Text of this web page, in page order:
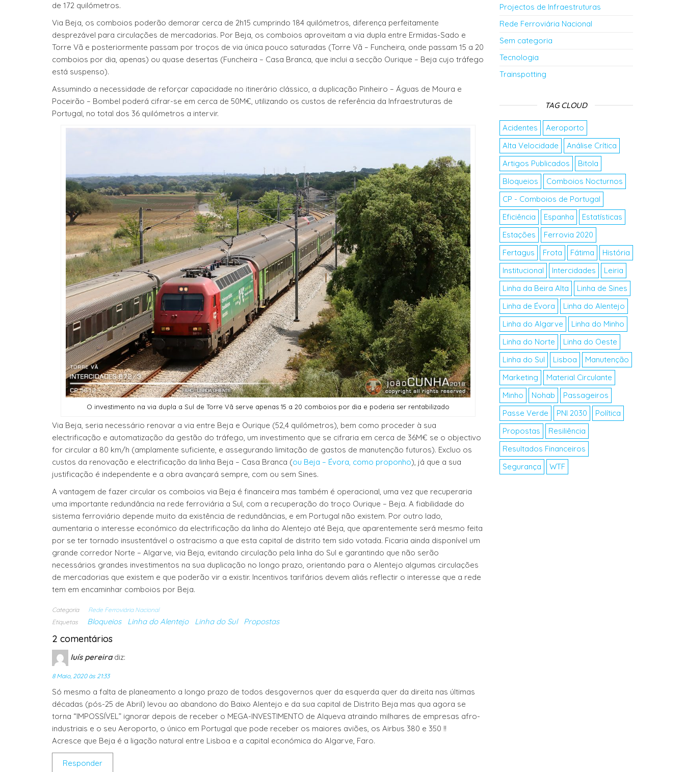
de 172 quilómetros.
Via Beja, os comboios poderão demorar cerca de 2h15 cumprindo 184 quilómetros, diferença perfeitamente
desprezável para circulações de mercadorias. Por Beja, os comboios aproveitam a via dupla entre Ermidas-Sado e
Torre Vã e posteriormente passam por troços de via única pouco saturadas (Torre Vã – Funcheira, onde passam 15 a 20
comboios por dia, apenas) ou quase desertas (Funcheira – Casa Branca, que inclui a secção Ourique – Beja cujo tráfego
está suspenso).
Assumindo a necessidade de reforçar capacidade no itinerário clássico, a duplicação Pinheiro – Águas de Moura e
Poceirão – Bombel poderá cifrar-se em cerca de 50M€, utilizando os custos de referência da Infraestruturas de
Portugal, no total dos 36 quilómetros a intervir.
O investimento na via dupla a Sul de Torre Vã serve apenas 15 a 20 comboios por dia e poderia ser rentabilizado
Via Beja, seria necessário renovar a via entre Beja e Ourique (52,4 quilómetros), bem como proceder à sua
electrificação e automatização da gestão do tráfego, um investimento que se cifraria em cerca de 36M€ se o objectivo
for circular a 80 km/h (amplamente suficiente, e assegurando limitação de gastos de manutenção futuros). Excluo os
custos da renovação e electrificação da linha Beja – Casa Branca (ou Beja – Évora, como proponho), já que a sua
justificação é independente e a obra avançará sempre, com ou sem Sines.
A vantagem de fazer circular os comboios via Beja é financeira mas também é operacional, uma vez que recuperaria
uma importante redundância na rede ferroviária a Sul, com a recuperação do troço Ourique – Beja. A fiabilidade do
sistema ferroviário depende muito da existência de redundâncias, e em Portugal não existem. Por outro lado,
aumentaria o interesse económico da electrificação da linha do Alentejo até Beja, que aparentemente será mesmo feita
por se ter tornado insustentável o ostracismo a que esta capital de distrito tem sido votada. Ficaria ainda disponível um
grande corredor Norte – Algarve, via Beja, evitando circulação pela linha do Sul e garantindo que não serão
necessários grandes investimentos na sua duplicação no longo prazo, orientando para o Alentejo algumas circulações
de mercadorias que existem e que poderão vir a existir. Incentivos tarifários devem aliás reflectir o interesse que a rede
tem em encaminhar comboios por Beja.
Categoria
Rede Ferroviária Nacional
Etiquetas
Bloqueios Linha do Alentejo Linha do Sul Propostas
2 comentários
luís pereira diz:
8 Maio, 2020 às 21:33
Só mesmo a falta de planeamento a longo prazo de todos desgovernos quer da esquerda quer da direita nas últimas
décadas (pós-25 de Abril) levou ao abandono do Baixo Alentejo e da sua capital de Distrito Beja mas qua agora se
torna “IMPOSSÍVEL” ignorar depois de receber o MEGA-INVESTIMENTO de Alqueva atraindo milhares de empresas afro-
industriais e o seu Aeroporto, o único em Portugal que pode receber os maiores aviões, os Airbus 380 e 350 !!
Acresce que Beja é a ligação natural entre Lisboa e a capital económica do Algarve, Faro.
Responder
Projectos de Infraestruturas
Rede Ferroviária Nacional
Sem categoria
Tecnologia
Trainspotting
TAG CLOUD
Acidentes
Aeroporto
Alta Velocidade
Análise Crítica
Artigos Publicados
Bitola
Bloqueios
Comboios Nocturnos
CP - Comboios de Portugal
Eficiência
Espanha
Estatísticas
Estações
Ferrovia 2020
Fertagus
Frota Fátima
História
Institucional
Intercidades
Leiria
Linha da Beira Alta
Linha de Sines
Linha de Évora
Linha do Alentejo
Linha do Algarve
Linha do Minho
Linha do Norte
Linha do Oeste
Linha do Sul
Lisboa
Manutenção
Marketing
Material Circulante
Minho
Nohab
Passageiros
Passe Verde
PNI 2030
Política
Propostas
Resiliência
Resultados Financeiros
Segurança
WTF